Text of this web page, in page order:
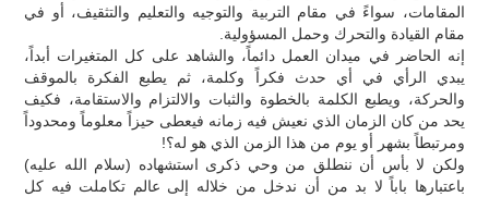
المقامات، سواءً في مقام التربية والتوجيه والتعليم والتثقيف، أو في
مقام القيادة والتحرك وحمل المسؤولية.
إنه الحاضر في ميدان العمل دائماً، والشاهد على كل المتغيرات أبداً،
يبدي الرأي في أي حدث فكراً وكلمة، ثم يطبع الفكرة بالموقف
والحركة، ويطبع الكلمة بالخطوة والثبات والالتزام والاستقامة، فكيف
يحد من كان الزمان الذي نعيش فيه زمانه فيعطى حيزاً معلوماً ومحدوداً
ومرتبطاً بشهر أو يوم من هذا الزمن الذي هو له؟!
ولكن لا بأس أن ننطلق من وحي ذكرى استشهاده (سلام الله عليه)
باعتبارها باباً لا بد من أن ندخل من خلاله إلى عالم تكاملت فيه كل